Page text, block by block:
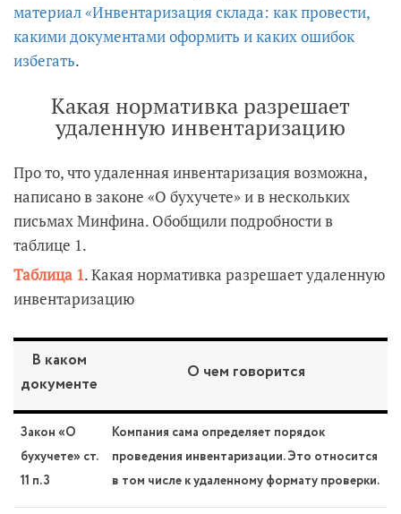
материал «Инвентаризация склада: как провести,
какими документами оформить и каких ошибок
избегать.
Какая нормативка разрешает
удаленную инвентаризацию
Про то, что удаленная инвентаризация возможна,
написано в законе «О бухучете» и в нескольких
письмах Минфина. Обобщили подробности в
таблице 1.
Таблица 1. Какая нормативка разрешает удаленную
инвентаризацию
В каком
документе
О чем говорится
Закон «О
бухучете» ст.
11 п. 3
Компания сама определяет порядок
проведения инвентаризации. Это относится
в том числе к удаленному формату проверки.